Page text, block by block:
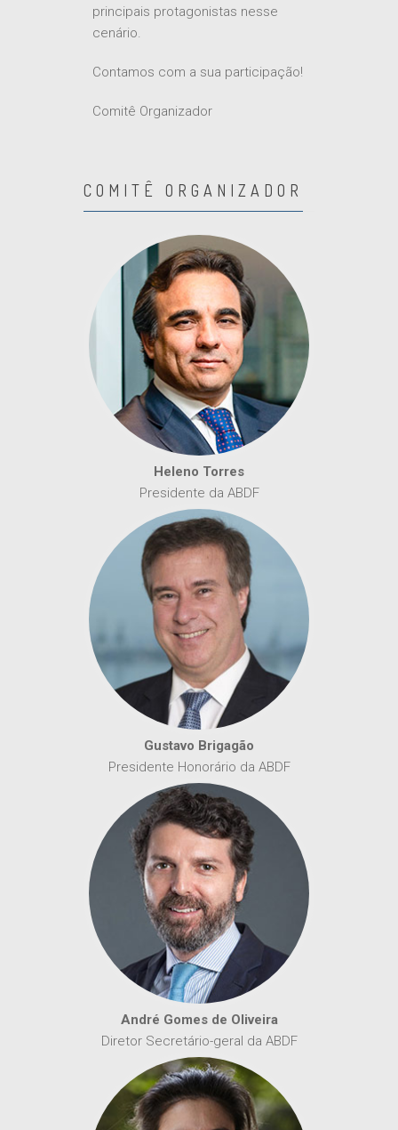
principais protagonistas nesse
cenário.
Contamos com a sua participação!
Comitê Organizador
COMITÊ ORGANIZADOR
Heleno Torres
Presidente da ABDF
Gustavo Brigagão
Presidente Honorário da ABDF
André Gomes de Oliveira
Diretor Secretário-geral da ABDF